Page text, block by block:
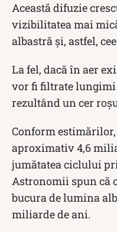
Această difuzie
vizibilitatea mai
albastră și, astfel,
La fel, dacă în aer
vor fi filtrate lungimi
rezultând un cer
Conform
aproximativ 4,6
jumătatea ciclului
Astronomii spun că
bucura de lumina
miliarde de ani.